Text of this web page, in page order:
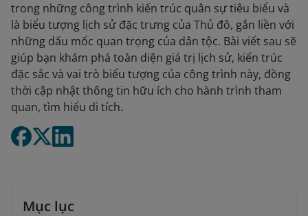
trong những công trình kiến trúc quân sự tiêu biểu và
là biểu tượng lịch sử đặc trưng của Thủ đô, gắn liền với
những dấu mốc quan trọng của dân tộc. Bài viết sau sẽ
giúp bạn khám phá toàn diện giá trị lịch sử, kiến trúc
đặc sắc và vai trò biểu tượng của công trình này, đồng
thời cập nhật thông tin hữu ích cho hành trình tham
quan, tìm hiểu di tích.
Mục lục